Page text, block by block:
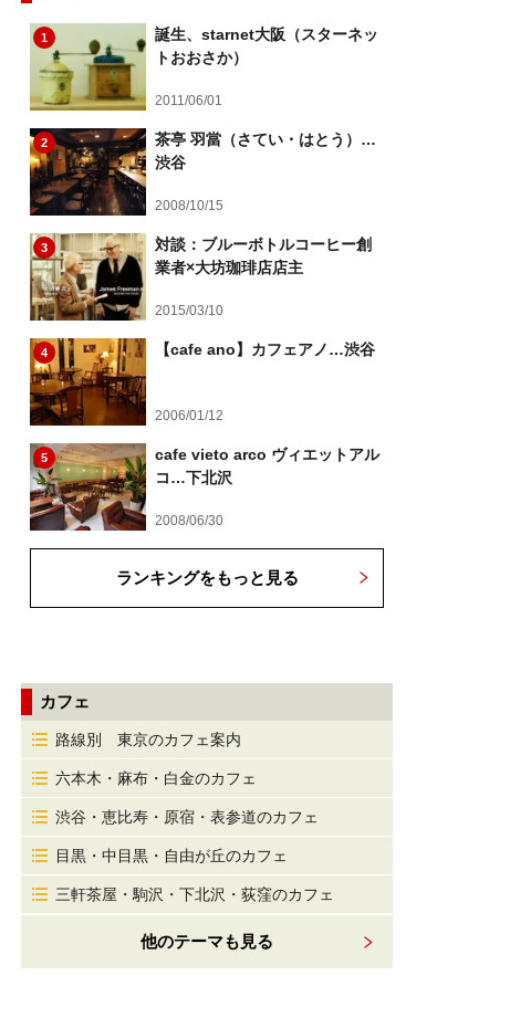
1
誕生、starnet大阪（スターネッ
トおおさか）
2011/06/01
2
茶亭 羽當（さてい・はとう）…
渋谷
2008/10/15
3
対談：ブルーボトルコーヒー創
業者×大坊珈琲店店主
2015/03/10
4 【cafe ano】カフェアノ…渋谷
2006/01/12
5
cafe vieto arco ヴィエットアル
コ…下北沢
2008/06/30
ランキングをもっと見る
カフェ
路線別 東京のカフェ案内
六本木・麻布・白金のカフェ
渋谷・恵比寿・原宿・表参道のカフェ
目黒・中目黒・自由が丘のカフェ
三軒茶屋・駒沢・下北沢・荻窪のカフェ
他のテーマも見る